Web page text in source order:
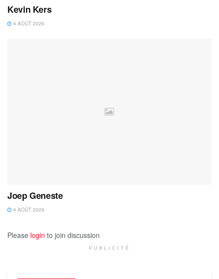
Kevin Kers
4 AOÛT 2026
Joep Geneste
4 AOÛT 2026
Please login to join discussion
PUBLICITÉ